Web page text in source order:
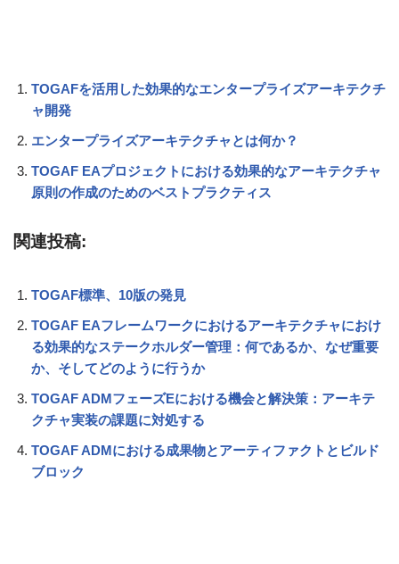
TOGAFを活用した効果的なエンタープライズアーキテクチ
ャ開発
エンタープライズアーキテクチャとは何か？
TOGAF EAプロジェクトにおける効果的なアーキテクチャ
原則の作成のためのベストプラクティス
関連投稿:
TOGAF標準、10版の発見
TOGAF EAフレームワークにおけるアーキテクチャにおけ
る効果的なステークホルダー管理：何であるか、なぜ重要
か、そしてどのように行うか
TOGAF ADMフェーズEにおける機会と解決策：アーキテ
クチャ実装の課題に対処する
TOGAF ADMにおける成果物とアーティファクトとビルド
ブロック